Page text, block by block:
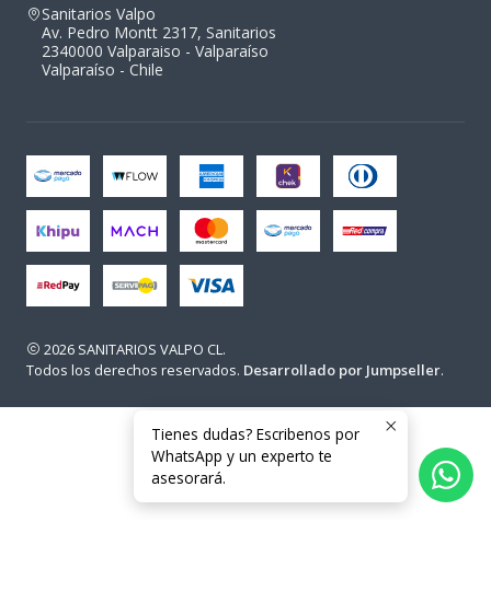
Sanitarios Valpo
Av. Pedro Montt 2317, Sanitarios
2340000 Valparaiso - Valparaíso
Valparaíso - Chile
2026 SANITARIOS VALPO CL.
Todos los derechos reservados. Desarrollado por Jumpseller.
Tienes dudas? Escribenos por
WhatsApp y un experto te
asesorará.